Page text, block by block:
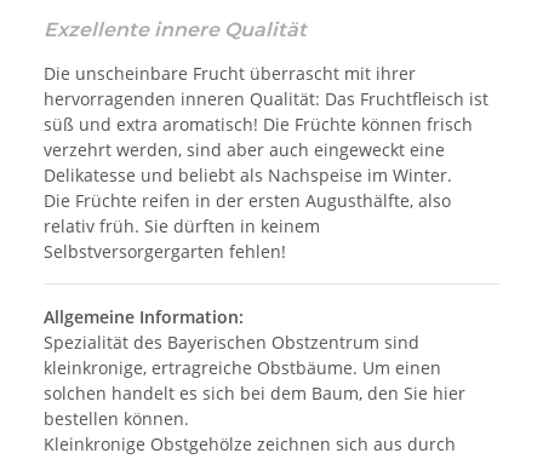
Exzellente innere Qualität
Die unscheinbare Frucht überrascht mit ihrer
hervorragenden inneren Qualität: Das Fruchtfleisch ist
süß und extra aromatisch! Die Früchte können frisch
verzehrt werden, sind aber auch eingeweckt eine
Delikatesse und beliebt als Nachspeise im Winter.
Die Früchte reifen in der ersten Augusthälfte, also
relativ früh. Sie dürften in keinem
Selbstversorgergarten fehlen!
Allgemeine Information:
Spezialität des Bayerischen Obstzentrum sind
kleinkronige, ertragreiche Obstbäume. Um einen
solchen handelt es sich bei dem Baum, den Sie hier
bestellen können.
Kleinkronige Obstgehölze zeichnen sich aus durch